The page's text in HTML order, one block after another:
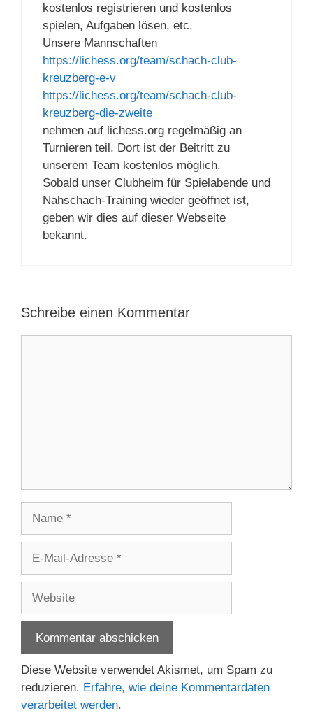
kostenlos registrieren und kostenlos
spielen, Aufgaben lösen, etc.
Unsere Mannschaften
https://lichess.org/team/schach-club-
kreuzberg-e-v
https://lichess.org/team/schach-club-
kreuzberg-die-zweite
nehmen auf lichess.org regelmäßig an
Turnieren teil. Dort ist der Beitritt zu
unserem Team kostenlos möglich.
Sobald unser Clubheim für Spielabende und
Nahschach-Training wieder geöffnet ist,
geben wir dies auf dieser Webseite
bekannt.
Schreibe einen Kommentar
Adresse
Diese Website verwendet Akismet, um Spam zu
reduzieren. Erfahre, wie deine Kommentardaten
verarbeitet werden.